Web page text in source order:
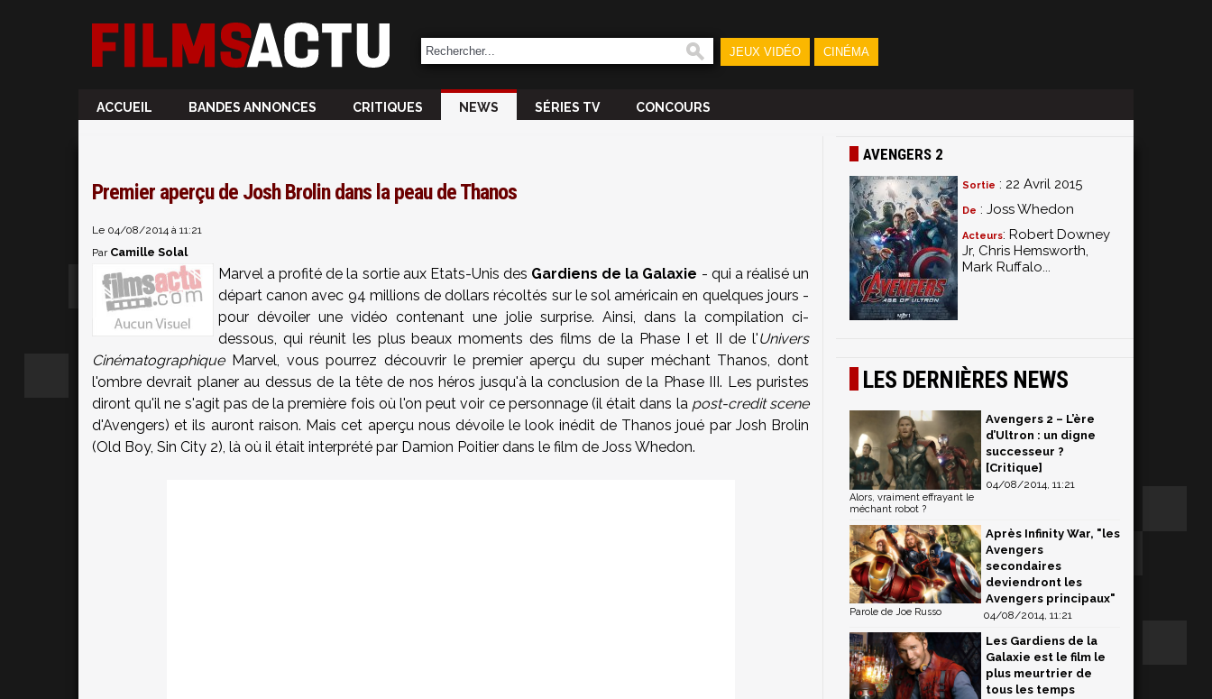
JEUX VIDÉO CINÉMA
ACCUEIL BANDES ANNONCES CRITIQUES NEWS SÉRIES TV CONCOURS
Premier aperçu de Josh Brolin dans la peau de Thanos
Le 04/08/2014 à 11:21
Par Camille Solal
Marvel a profité de la sortie aux Etats-Unis des Gardiens de la Galaxie - qui a réalisé un
départ canon avec 94 millions de dollars récoltés sur le sol américain en quelques jours -
pour dévoiler une vidéo contenant une jolie surprise. Ainsi, dans la compilation ci-
dessous, qui réunit les plus beaux moments des films de la Phase I et II de l'Univers
CinématographiqueMarvel, vous pourrez découvrir le premier aperçu du super méchant Thanos, dont
l'ombre devrait planer au dessus de la tête de nos héros jusqu'à la conclusion de la Phase III. Les puristes
diront qu'il ne s'agit pas de la première fois où l'on peut voir ce personnage (il était dans la post-credit scene
d'Avengers) et ils auront raison. Mais cet aperçu nous dévoile le look inédit de Thanos joué par Josh Brolin
(Old Boy, Sin City 2), là où il était interprété par Damion Poitier dans le film de Joss Whedon.
AVENGERS 2
Sortie : 22 Avril 2015
De : Joss Whedon
Acteurs: Robert Downey
Jr, Chris Hemsworth,
Mark Ruffalo...
LES DERNIÈRES NEWS
Avengers 2 – L’ère
d’Ultron : un digne
successeur ?
[Critique]
04/08/2014, 11:21
Alors, vraiment effrayant le
méchant robot ?
Après Infinity War, "les
Avengers
secondaires
deviendront les
Avengers principaux"
04/08/2014, 11:21
Parole de Joe Russo
Les Gardiens de la
Galaxie est le film le
plus meurtrier de
tous les temps